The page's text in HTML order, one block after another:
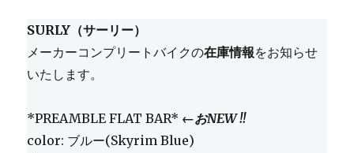
SURLY（サーリー）
メーカーコンプリートバイクの在庫情報をお知らせ
いたします。
*PREAMBLE FLAT BAR* ←おNEW !!
color: ブルー(Skyrim Blue)